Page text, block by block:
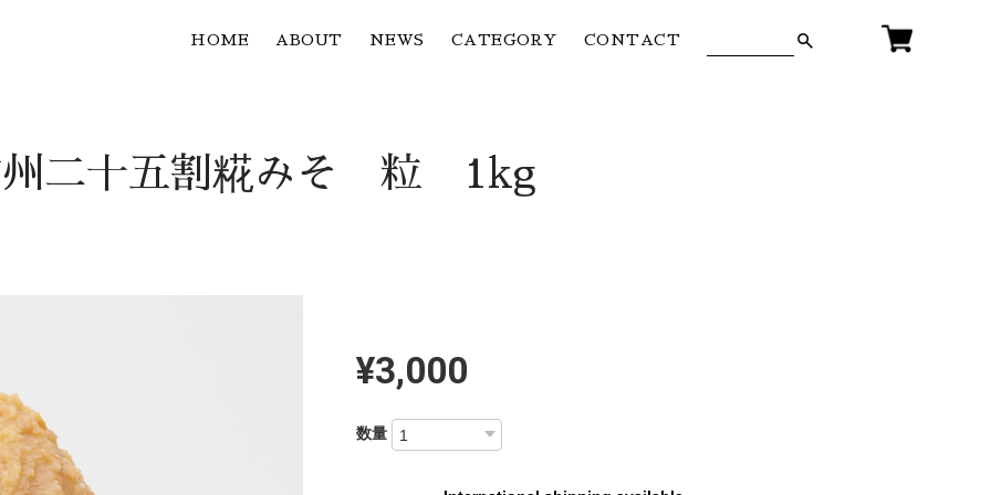
HOME ABOUT NEWS CATEGORY CONTACT
二十五割糀みそ 粒 1kg
¥3,000
数量